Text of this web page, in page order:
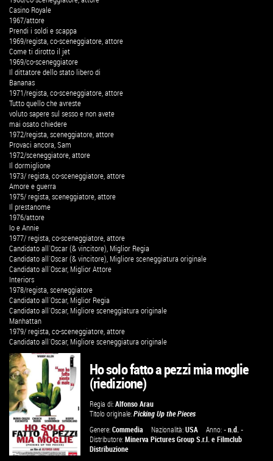
Casino Royale
1967/attore
Prendi i soldi e scappa
1969/regista, co-sceneggiatore, attore
Come ti dirotto il jet
1969/co-sceneggiatore
Il dittatore dello stato libero di
Bananas
1971/regista, co-sceneggiatore, attore
Tutto quello che avreste
voluto sapere sul sesso e non avete
mai osato chiedere
1972/regista, sceneggiatore, attore
Provaci ancora, Sam
1972/sceneggiatore, attore
Il dormiglione
1973/ regista, co-sceneggiatore, attore
Amore e guerra
1975/ regista, sceneggiatore, attore
Il prestanome
1976/attore
Io e Annie
1977/ regista, co-sceneggiatore, attore
Candidato all´Oscar (& vincitore), Miglior Regia
Candidato all´Oscar (& vincitore), Migliore sceneggiatura originale
Candidato all´Oscar, Miglior Attore
Interiors
1978/regista, sceneggiatore
Candidato all´Oscar, Miglior Regia
Candidato all´Oscar, Migliore sceneggiatura originale
Manhattan
1979/ regista, co-sceneggiatore, attore
Candidato all´Oscar, Migliore sceneggiatura originale
Ho solo fatto a pezzi mia moglie
(riedizione)
Regia di:Alfonso Arau
Titolo originale:Picking Up the Pieces
Genere:Commedia Nazionalità:USA Anno:- n.d. -
Distributore:Minerva Pictures Group S.r.l. eFilmclub
Distribuzione